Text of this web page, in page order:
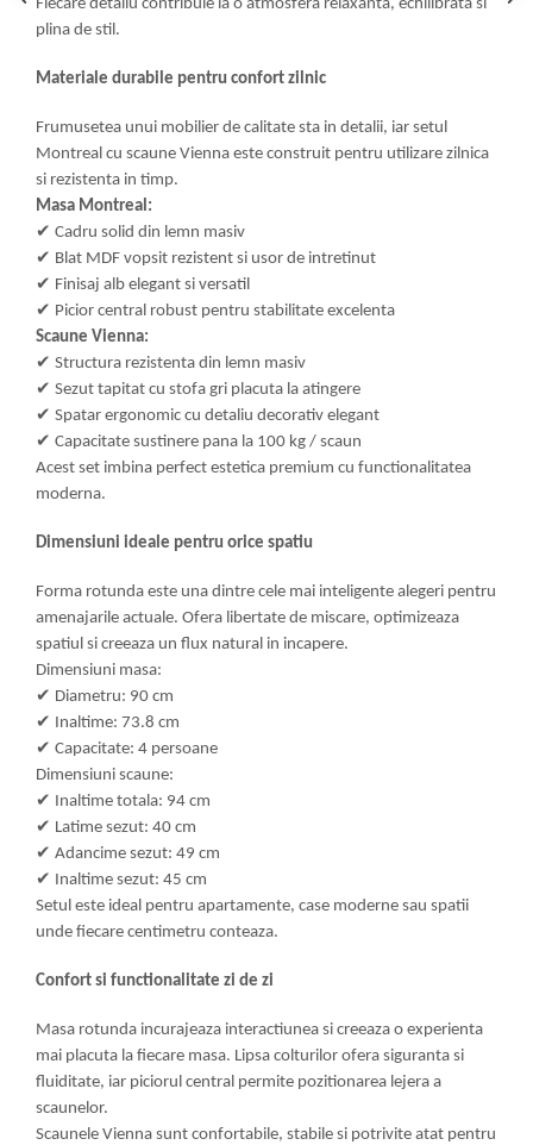
Fiecare detaliu contribuie la o atmosfera relaxanta, echilibrata si
plina de stil.
Materiale durabile pentru confort zilnic
Frumusetea unui mobilier de calitate sta in detalii, iar setul
Montreal cu scaune Vienna este construit pentru utilizare zilnica
si rezistenta in timp.
Masa Montreal:
✔ Cadru solid din lemn masiv
✔ Blat MDF vopsit rezistent si usor de intretinut
✔ Finisaj alb elegant si versatil
✔ Picior central robust pentru stabilitate excelenta
Scaune Vienna:
✔ Structura rezistenta din lemn masiv
✔ Sezut tapitat cu stofa gri placuta la atingere
✔ Spatar ergonomic cu detaliu decorativ elegant
✔ Capacitate sustinere pana la 100 kg / scaun
Acest set imbina perfect estetica premium cu functionalitatea
moderna.
Dimensiuni ideale pentru orice spatiu
Forma rotunda este una dintre cele mai inteligente alegeri pentru
amenajarile actuale. Ofera libertate de miscare, optimizeaza
spatiul si creeaza un flux natural in incapere.
Dimensiuni masa:
✔ Diametru: 90 cm
✔ Inaltime: 73.8 cm
✔ Capacitate: 4 persoane
Dimensiuni scaune:
✔ Inaltime totala: 94 cm
✔ Latime sezut: 40 cm
✔ Adancime sezut: 49 cm
✔ Inaltime sezut: 45 cm
Setul este ideal pentru apartamente, case moderne sau spatii
unde fiecare centimetru conteaza.
Confort si functionalitate zi de zi
Masa rotunda incurajeaza interactiunea si creeaza o experienta
mai placuta la fiecare masa. Lipsa colturilor ofera siguranta si
fluiditate, iar piciorul central permite pozitionarea lejera a
scaunelor.
Scaunele Vienna sunt confortabile, stabile si potrivite atat pentru